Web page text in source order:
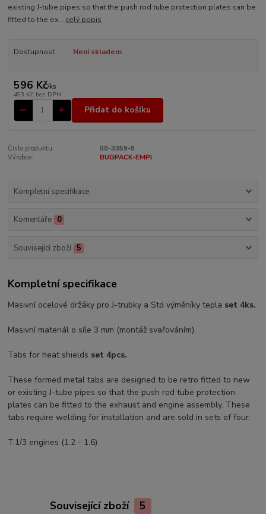
existing J-tube pipes so that the push rod tube protection plates can be
fitted to the ex... celý popis
Dostupnost Není skladem
596 Kč/ks
493 Kč bez DPH
Přidat do košíku
Číslo produktu:
00-3359-0
Výrobce:
BUGPACK-EMPI
Kompletní specifikace
Komentáře 0
Související zboží 5
Kompletní specifikace
Masivní ocelové držáky pro J-trubky a Std výměníky tepla set 4ks.
Masivní materiál o síle 3 mm (montáž svařováním).
Tabs for heat shields set 4pcs.
These formed metal tabs are designed to be retro fitted to new
or existing J-tube pipes so that the push rod tube protection
plates can be fitted to the exhaust and engine assembly. These
tabs require welding for installation and are sold in sets of four.
T.1/3 engines (1.2 - 1.6)
Související zboží 5